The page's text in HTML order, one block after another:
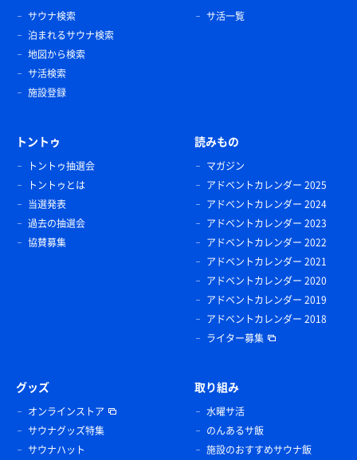
サウナ検索
泊まれるサウナ検索
地図から検索
サ活検索
施設登録
サ活一覧
トントゥ
トントゥ抽選会
トントゥとは
当選発表
過去の抽選会
協賛募集
読みもの
マガジン
アドベントカレンダー 2025
アドベントカレンダー 2024
アドベントカレンダー 2023
アドベントカレンダー 2022
アドベントカレンダー 2021
アドベントカレンダー 2020
アドベントカレンダー 2019
アドベントカレンダー 2018
ライター募集
グッズ
オンラインストア
サウナグッズ特集
サウナハット
取り組み
水曜サ活
のんあるサ飯
施設のおすすめサウナ飯